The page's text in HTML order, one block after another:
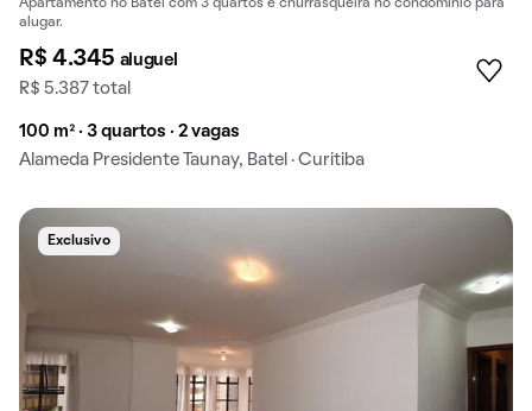
Apartamento no Batel com 3 quartos e churrasqueira no condomínio para
alugar.
R$ 4.345 aluguel
R$ 5.387 total
100 m² · 3 quartos · 2 vagas
Alameda Presidente Taunay, Batel · Curitiba
Exclusivo